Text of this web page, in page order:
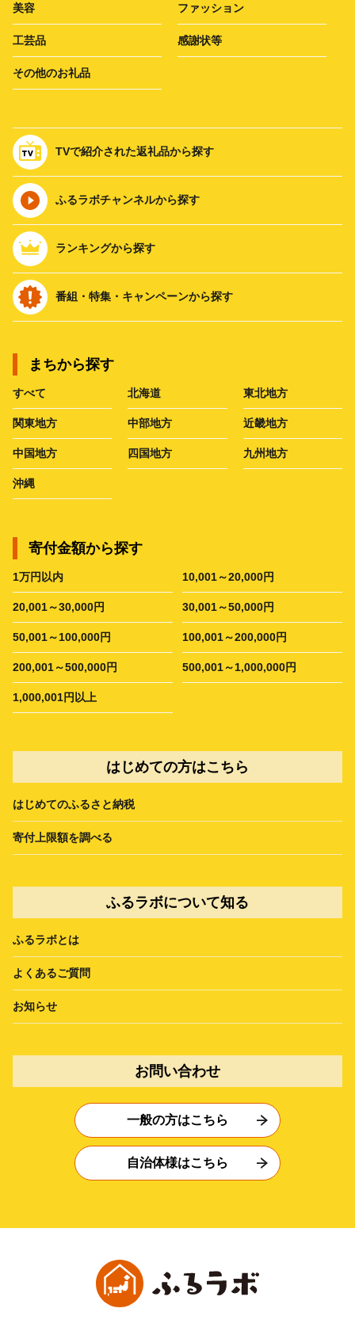
美容 ファッション
工芸品 感謝状等
その他のお礼品
TVで紹介された返礼品から探す
ふるラボチャンネルから探す
ランキングから探す
番組・特集・キャンペーンから探す
まちから探す
すべて 北海道 東北地方
関東地方 中部地方 近畿地方
中国地方 四国地方 九州地方
沖縄
寄付金額から探す
1万円以内 10,001～20,000円
20,001～30,000円 30,001～50,000円
50,001～100,000円 100,001～200,000円
200,001～500,000円 500,001～1,000,000円
1,000,001円以上
はじめての方はこちら
はじめてのふるさと納税
寄付上限額を調べる
ふるラボについて知る
ふるラボとは
よくあるご質問
お知らせ
お問い合わせ
一般の方はこちら
自治体様はこちら